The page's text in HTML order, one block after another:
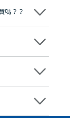
全球放心植牙中
大灣區及周邊城
分院，香港亦設
費咨詢，讓人十
嗎？？
用。
顧客同意並簽字
會及時告知客人
我們你原本預約